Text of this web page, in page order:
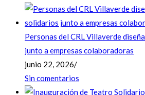
Personas del CRL Villaverde
junto a empresas colaboradoras
junio 22, 2026/
Sin comentarios